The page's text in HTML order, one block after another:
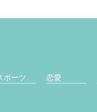
ポーツ 恋愛